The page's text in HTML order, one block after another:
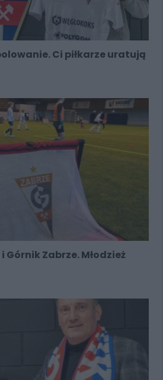
Ci piłkarze uratują
Zabrze. Młodzież